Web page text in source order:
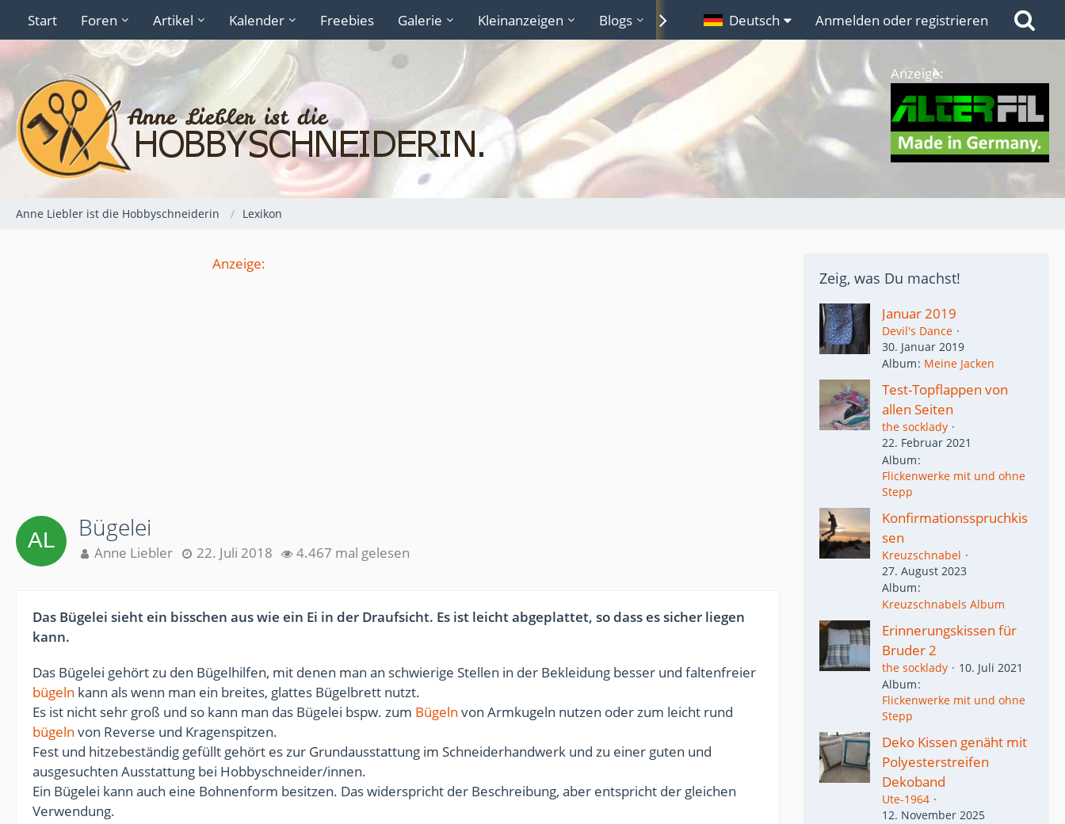
Start Foren Artikel Kalender Freebies Galerie Kleinanzeigen Blogs Lexikon Links
Deutsch Anmelden oder registrieren
Anzeige:
Anne Liebler ist die Hobbyschneiderin Lexikon
Anzeige:
Bügelei
Anne Liebler 22. Juli 2018 4.467 mal gelesen
Das Bügelei sieht ein bisschen aus wie ein Ei in der Draufsicht. Es ist leicht abgeplattet, so dass es sicher liegen
kann.
Das Bügelei gehört zu den Bügelhilfen, mit denen man an schwierige Stellen in der Bekleidung besser und faltenfreier
bügeln kann als wenn man ein breites, glattes Bügelbrett nutzt.
Es ist nicht sehr groß und so kann man das Bügelei bspw. zum Bügeln von Armkugeln nutzen oder zum leicht rund
bügeln von Reverse und Kragenspitzen.
Fest und hitzebeständig gefüllt gehört es zur Grundausstattung im Schneiderhandwerk und zu einer guten und
ausgesuchten Ausstattung bei Hobbyschneider/innen.
Ein Bügelei kann auch eine Bohnenform besitzen. Das widerspricht der Beschreibung, aber entspricht der gleichen
Verwendung.
Zeig, was Du machst!
Januar 2019
Devil's Dance
30. Januar 2019
Album Meine Jacken
Test-Topflappen von
allen Seiten
the socklady
22. Februar 2021
Album
Flickenwerke mit und ohne
Stepp
Konfirmationsspruchkis
sen
Kreuzschnabel
27. August 2023
Album
Kreuzschnabels Album
Erinnerungskissen für
Bruder 2
the socklady
10. Juli 2021
Album
Flickenwerke mit und ohne
Stepp
Deko Kissen genäht mit
Polyesterstreifen
Dekoband
Ute-1964
12. November 2025